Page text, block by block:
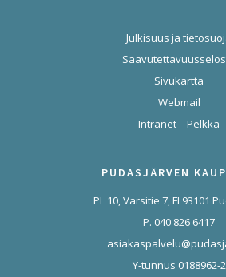
Julkisuus ja
Sivukartta
Webmail
Intranet – Pelkka
PUDASJÄRVEN
PL 10, Varsitie 7, FI 93101
P. 040 826 6417
Y-tunnus 0188962-2